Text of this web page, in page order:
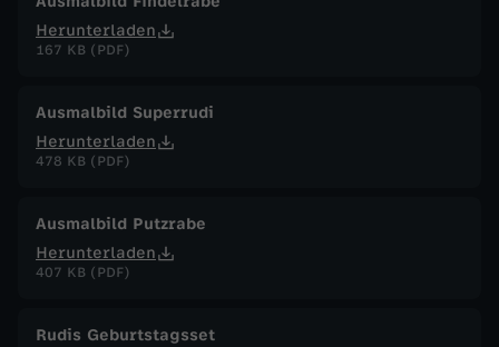
n
c
k
e
r
n
Herunterladen
167 KB (PDF)
Ausmalbild Superrudi
Herunterladen
478 KB (PDF)
Ausmalbild Putzrabe
Herunterladen
407 KB (PDF)
Rudis Geburtstagsset